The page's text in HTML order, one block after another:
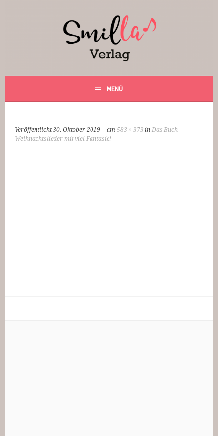
Smilla Verlag
24 Weihnachtsfantasien
MENÜ
Veröffentlicht30. Oktober 2019 am583 × 373 inDas Buch –
Weihnachtslieder mit viel Fantasie!